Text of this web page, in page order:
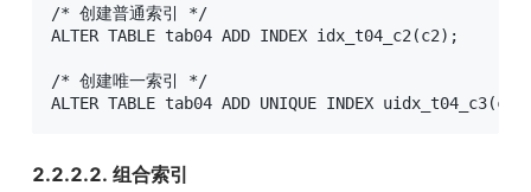
/* 创建普通索引 */
ALTER TABLE tab04 ADD INDEX idx_t04_c2(c2);
/* 创建唯一索引 */
ALTER TABLE tab04 ADD UNIQUE INDEX
2.2.2.2. 组合索引